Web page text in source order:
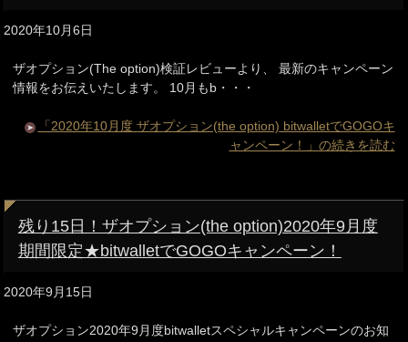
2020年10月6日
ザオプション(The option)検証レビューより、 最新のキャンペーン
情報をお伝えいたします。 10月もb・・・
「2020年10月度 ザオプション(the option) bitwalletでGOGOキ
ャンペーン！」の続きを読む
残り15日！ザオプション(the option)2020年9月度
期間限定★bitwalletでGOGOキャンペーン！
2020年9月15日
ザオプション2020年9月度bitwalletスペシャルキャンペーンのお知